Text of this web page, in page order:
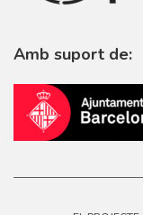
Amb suport de: